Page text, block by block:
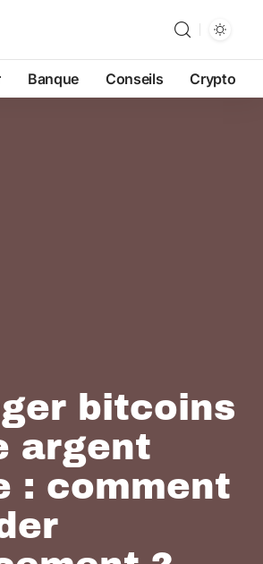
Banque Conseils Crypto
bitcoins
argent
: comment